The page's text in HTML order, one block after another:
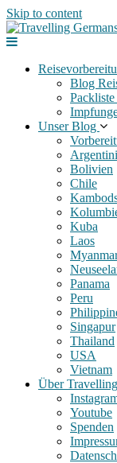
Skip to content
Blog
Unser Blog
Bolivien
Chile
Kuba
Laos
Panama
Peru
Singapur
Thailand
USA
Vietnam
Über
Youtube
Spenden